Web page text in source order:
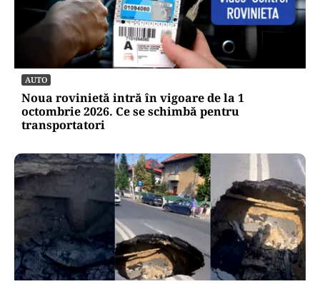
AUTO
Noua rovinietă intră în vigoare de la 1
octombrie 2026. Ce se schimbă pentru
transportatori